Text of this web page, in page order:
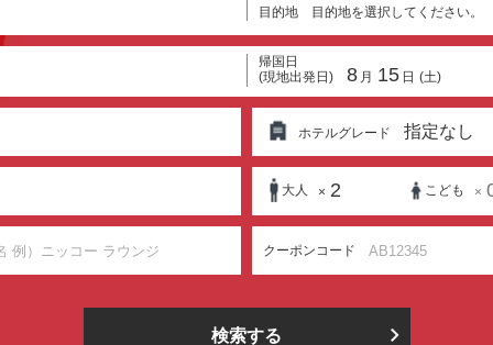
目的地 目的地を選択してください。
帰国日
(現地出発日)
8 月 15 日 (土)
ホテルグレード 指定なし
大人 × 2 こども ×
クーポンコード
検索する